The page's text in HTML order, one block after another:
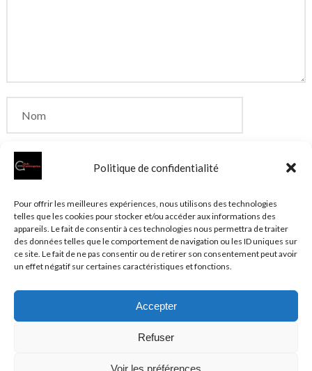
Politique de confidentialité
Pour offrir les meilleures expériences, nous utilisons des technologies
telles que les cookies pour stocker et/ou accéder aux informations des
appareils. Le fait de consentir à ces technologies nous permettra de traiter
des données telles que le comportement de navigation ou les ID uniques sur
ce site. Le fait de ne pas consentir ou de retirer son consentement peut avoir
un effet négatif sur certaines caractéristiques et fonctions.
Accepter
Refuser
Voir les préférences
Enregistrer mon nom, mon e-mail et mon site dans
le navigateur pour mon prochain commentaire.
Actualité au sens large
Plan du site